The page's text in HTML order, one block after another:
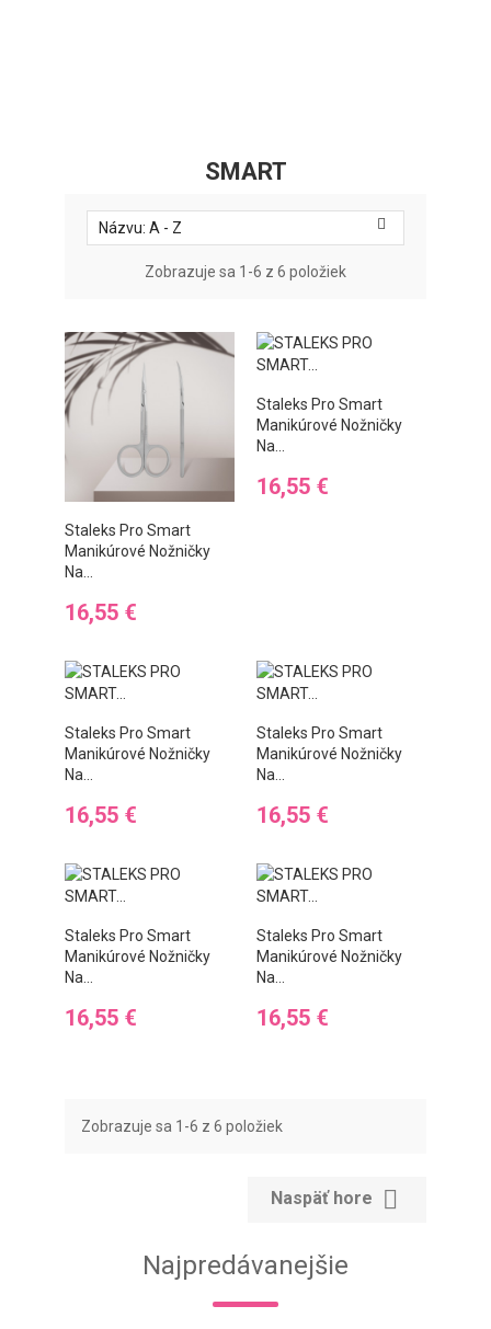
SMART
Názvu: A - Z 
Zobrazuje sa 1-6 z 6 položiek
Staleks Pro Smart
Manikúrové Nožničky
Na...
Cena
16,55 €
Staleks Pro Smart
Manikúrové Nožničky
Na...
Cena
16,55 €
Staleks Pro Smart
Manikúrové Nožničky
Na...
Cena
16,55 €
Staleks Pro Smart
Manikúrové Nožničky
Na...
Cena
16,55 €
Staleks Pro Smart
Manikúrové Nožničky
Na...
Cena
16,55 €
Staleks Pro Smart
Manikúrové Nožničky
Na...
Cena
16,55 €
Zobrazuje sa 1-6 z 6 položiek
Naspäť hore 
Najpredávanejšie